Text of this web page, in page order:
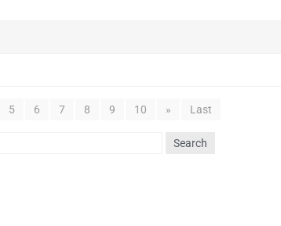
5 6 7 8 9 10 » Last
Search